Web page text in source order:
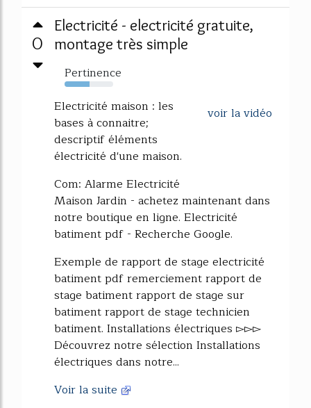
0
Electricité - electricité gratuite,
montage très simple
Pertinence
51%
voir la vidéo
Electricité maison : les
bases à connaitre;
descriptif éléments
électricité d'une maison.
Com: Alarme Electricité
Maison Jardin - achetez maintenant dans
notre boutique en ligne. Electricité
batiment pdf - Recherche Google.
Exemple de rapport de stage electricité
batiment pdf remerciement rapport de
stage batiment rapport de stage sur
batiment rapport de stage technicien
batiment. Installations électriques ▻▻▻
Découvrez notre sélection Installations
électriques dans notre...
Voir la suite